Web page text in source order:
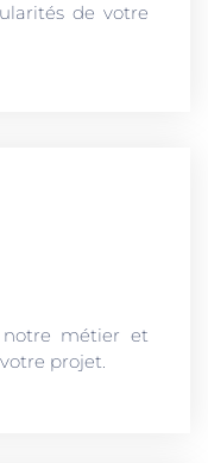
de votre
métier et
projet.